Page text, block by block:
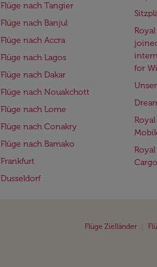
Flüge nach Tangier
Flüge nach Banjul
Flüge nach Accra
Flüge nach Lagos
Flüge nach Dakar
Flüge nach Nouakchott
Flüge nach Lome
Flüge nach Conakry
Flüge nach Bamako
Frankfurt
Dusseldorf
for
Cargo
Flüge Zielländer